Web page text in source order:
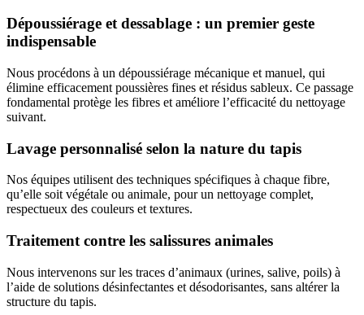
Dépoussiérage et dessablage : un premier geste
indispensable
Nous procédons à un dépoussiérage mécanique et manuel, qui
élimine efficacement poussières fines et résidus sableux. Ce passage
fondamental protège les fibres et améliore l’efficacité du nettoyage
suivant.
Lavage personnalisé selon la nature du tapis
Nos équipes utilisent des techniques spécifiques à chaque fibre,
qu’elle soit végétale ou animale, pour un nettoyage complet,
respectueux des couleurs et textures.
Traitement contre les salissures animales
Nous intervenons sur les traces d’animaux (urines, salive, poils) à
l’aide de solutions désinfectantes et désodorisantes, sans altérer la
structure du tapis.